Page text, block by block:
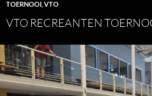
TOERNOOI VTO
VTO RECREANTEN